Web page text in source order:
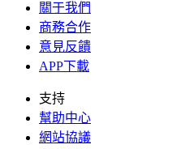
關于我們
商務合作
意見反饋
APP下載
支持
幫助中心
網站協議